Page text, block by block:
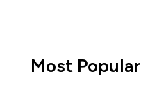
Most Popular